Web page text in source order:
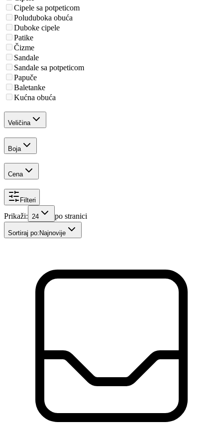
Cipele sa potpeticom
Poluduboka obuća
Duboke cipele
Patike
Čizme
Sandale
Sandale sa potpeticom
Papuče
Baletanke
Kućna obuća
Veličina
Boja
Cena
Filteri
Prikaži: 24 po stranici
Sortiraj po: Najnovije